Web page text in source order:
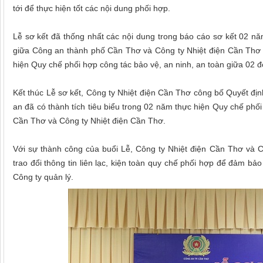
tới để thực hiện tốt các nội dung phối hợp.
Lễ sơ kết đã thống nhất các nội dung trong báo cáo sơ kết 02
giữa Công an thành phố Cần Thơ và Công ty Nhiệt điện Cần
hiện Quy chế phối hợp công tác bảo vệ, an ninh, an toàn giữa 02
Kết thúc Lễ sơ kết, Công ty Nhiệt điện Cần Thơ công bố Quyết
an đã có thành tích tiêu biểu trong 02 năm thực hiện Quy chế
Cần Thơ và Công ty Nhiệt điện Cần Thơ.
Với sự thành công của buổi Lễ, Công ty Nhiệt điện Cần Thơ và
trao đổi thông tin liên lạc, kiện toàn quy chế phối hợp để đảm
Công ty quản lý.